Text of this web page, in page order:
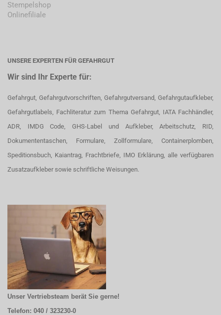
Stempelshop
Onlinefiliale
UNSERE EXPERTEN FÜR GEFAHRGUT
Wir sind Ihr Experte für:
Gefahrgut, Gefahrgutvorschriften, Gefahrgutversand, Gefahrgutaufkleber,
Gefahrgutlabels, Fachliteratur zum Thema Gefahrgut, IATA Fachhändler,
ADR, IMDG Code, GHS-Label und Aufkleber, Arbeitschutz, RID,
Dokumententaschen, Formulare, Zollformulare, Containerplomben,
Speditionsbuch, Kaiantrag, Frachtbriefe, IMO Erklärung, alle verfügbaren
Zusatzaufkleber sowie schriftliche Weisungen.
Unser Vertriebsteam berät Sie gerne!
Telefon: 040 / 323230-0